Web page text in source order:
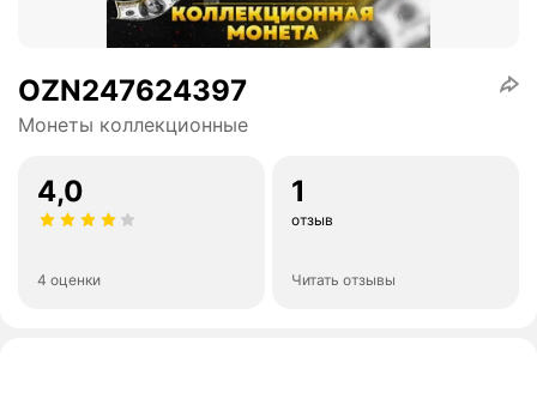
OZN247624397
Монеты коллекционные
4,0
4 оценки
1
отзыв
Читать отзывы